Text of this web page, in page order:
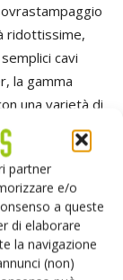
partner
e/o
a queste
di elaborare
la navigazione
(non)
ridottissime,
cavi
la gamma
una varietà di
offre la
parti
1:2, 1:4, 1:6 e